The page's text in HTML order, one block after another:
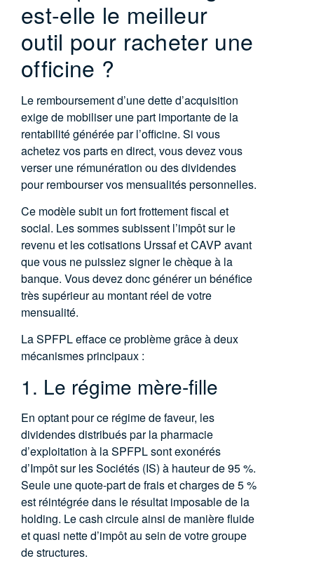
est-elle le meilleur
outil pour racheter une
officine ?
Le remboursement d’une dette d’acquisition
exige de mobiliser une part importante de la
rentabilité générée par l’officine. Si vous
achetez vos parts en direct, vous devez vous
verser une rémunération ou des dividendes
pour rembourser vos mensualités personnelles.
Ce modèle subit un fort frottement fiscal et
social. Les sommes subissent l’impôt sur le
revenu et les cotisations Urssaf et CAVP avant
que vous ne puissiez signer le chèque à la
banque. Vous devez donc générer un bénéfice
très supérieur au montant réel de votre
mensualité.
La SPFPL efface ce problème grâce à deux
mécanismes principaux :
1. Le régime mère-fille
En optant pour ce régime de faveur, les
dividendes distribués par la pharmacie
d’exploitation à la SPFPL sont exonérés
d’Impôt sur les Sociétés (IS) à hauteur de 95 %.
Seule une quote-part de frais et charges de 5 %
est réintégrée dans le résultat imposable de la
holding. Le cash circule ainsi de manière fluide
et quasi nette d’impôt au sein de votre groupe
de structures.